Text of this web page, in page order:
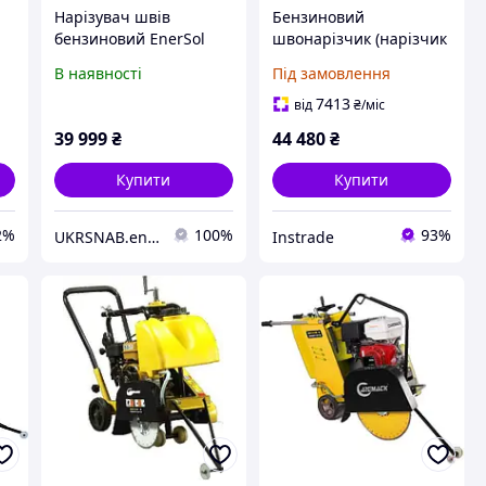
Нарізувач швів
бензиновий EnerSol
В наявності
39 999 ₴
Купити
UKRSNAB.energo 100%
Бензиновий
швонарізчик (нарізчик
Під замовлення
від7413₴/міс
44 480₴
Купити
Instrade 93%